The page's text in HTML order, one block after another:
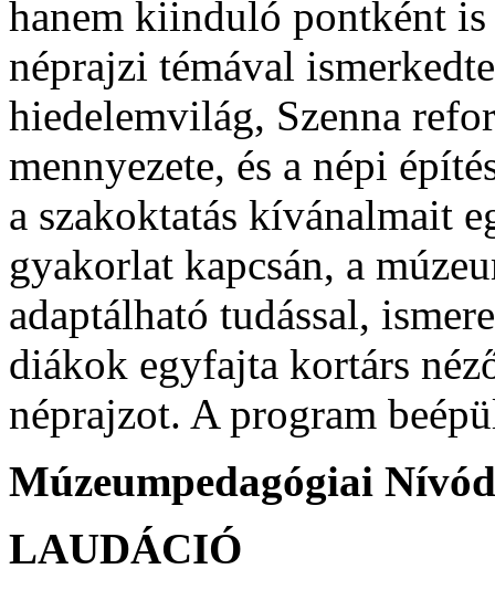
hanem kiinduló pontként
néprajzi témával
hiedelemvilág, Szenna
mennyezete, és a népi
a szakoktatás kívánalmait
gyakorlat kapcsán, a
adaptálható tudással,
diákok egyfajta kortárs
néprajzot. A program
Múzeumpedagógiai
LAUDÁCIÓ